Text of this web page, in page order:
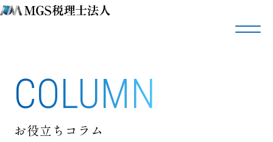
COLUMN
お役立ちコラム